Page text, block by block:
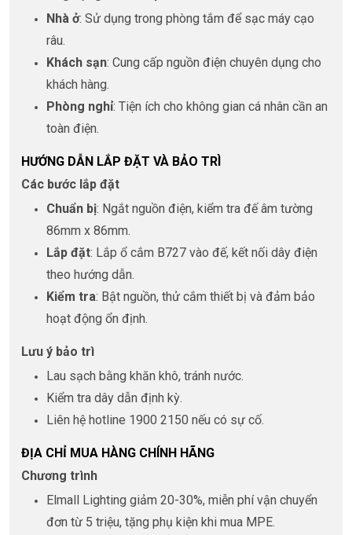
Nhà ở: Sử dụng trong phòng tắm để sạc máy cạo
râu.
Khách sạn: Cung cấp nguồn điện chuyên dụng cho
khách hàng.
Phòng nghỉ: Tiện ích cho không gian cá nhân cần an
toàn điện.
HƯỚNG DẪN LẮP ĐẶT VÀ BẢO TRÌ
Các bước lắp đặt
Chuẩn bị: Ngắt nguồn điện, kiểm tra đế âm tường
86mm x 86mm.
Lắp đặt: Lắp ổ cắm B727 vào đế, kết nối dây điện
theo hướng dẫn.
Kiểm tra: Bật nguồn, thử cắm thiết bị và đảm bảo
hoạt động ổn định.
Lưu ý bảo trì
Lau sạch bằng khăn khô, tránh nước.
Kiểm tra dây dẫn định kỳ.
Liên hệ hotline 1900 2150 nếu có sự cố.
ĐỊA CHỈ MUA HÀNG CHÍNH HÃNG
Chương trình
Elmall Lighting giảm 20-30%, miễn phí vận chuyển
đơn từ 5 triệu, tặng phụ kiện khi mua MPE.